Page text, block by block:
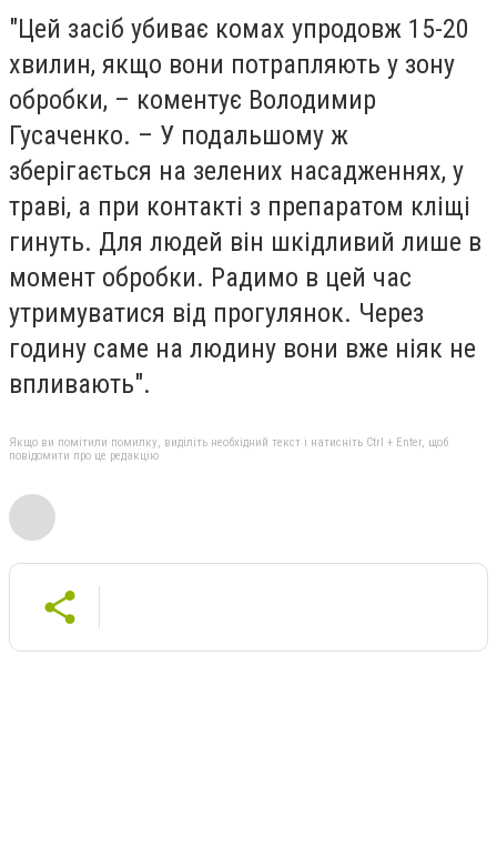
"Цей засіб убиває комах упродовж 15-20
хвилин, якщо вони потрапляють у зону
обробки, – коментує Володимир
Гусаченко. – У подальшому ж
зберігається на зелених насадженнях, у
траві, а при контакті з препаратом кліщі
гинуть. Для людей він шкідливий лише в
момент обробки. Радимо в цей час
утримуватися від прогулянок. Через
годину саме на людину вони вже ніяк не
впливають".
Якщо ви помітили помилку, виділіть необхідний текст і натисніть Ctrl + Enter, щоб
повідомити про це редакцію